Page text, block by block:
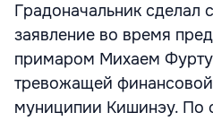
Градоначальник сделал
заявление во время
примаром Михаем
тревожащей
муниципии Кишинэу. По